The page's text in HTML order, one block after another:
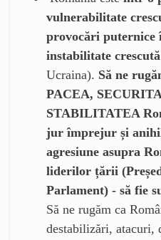
vulnerabilitate
provocări puternice
instabilitate
Ucraina). Să ne
PACEA,
STABILITATEA
jur împrejur și
agresiune asupra
liderilor țării
Parlament) - să fie
Să ne rugăm ca
destabilizări, atacuri,